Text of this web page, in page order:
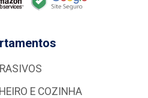
E COZINHA